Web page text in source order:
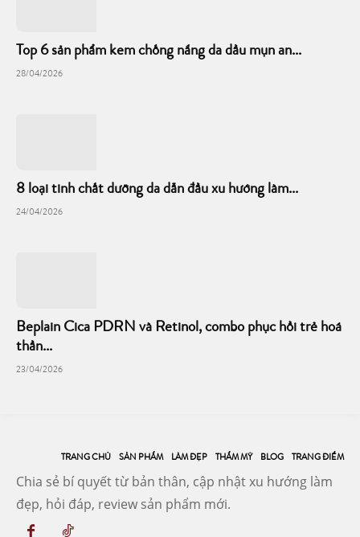
Top 6 sản phẩm kem chống nắng da dầu mụn an...
28/04/2026
8 loại tinh chất dưỡng da dẫn đầu xu hướng làm...
24/04/2026
Beplain Cica PDRN và Retinol, combo phục hồi trẻ hoá
thần...
23/04/2026
TRANG CHỦ SẢN PHẨM LÀM ĐẸP THẨM MỸ BLOG TRANG ĐIỂM
Chia sẻ bí quyết từ bản thân, cập nhật xu hướng làm
đẹp, hỏi đáp, review sản phẩm mới.